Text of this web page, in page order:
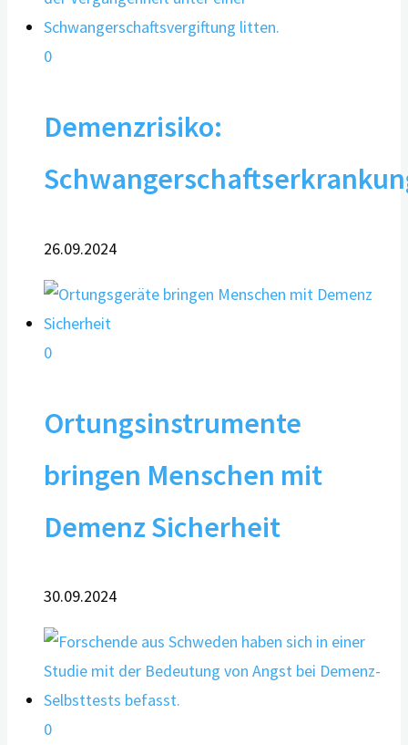
0
Demenzrisiko:
26.09.2024
0
Ortungsinstrumente
bringen Menschen mit
Demenz Sicherheit
30.09.2024
0